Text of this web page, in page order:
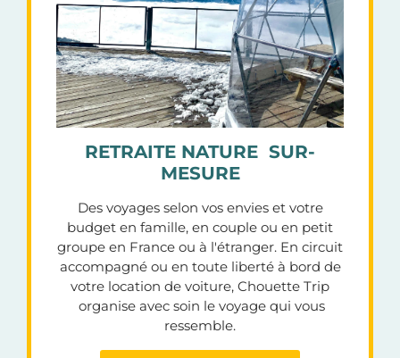
RETRAITE NATURE SUR-
MESURE
Des voyages selon vos envies et votre
budget en famille, en couple ou en petit
groupe en France ou à l'étranger. En circuit
accompagné ou en toute liberté à bord de
votre location de voiture, Chouette Trip
organise avec soin le voyage qui vous
ressemble.